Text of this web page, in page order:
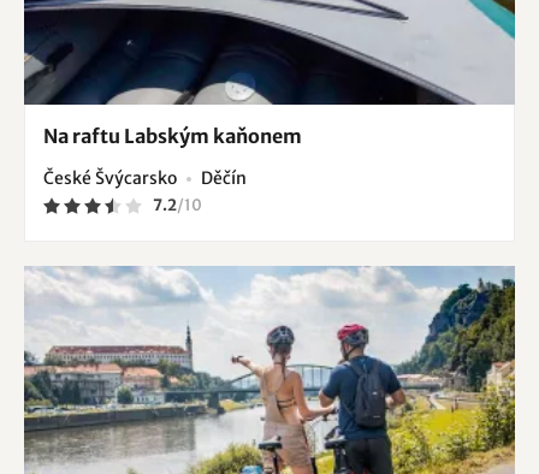
Na raftu Labským kaňonem
České Švýcarsko Děčín
7.2/10